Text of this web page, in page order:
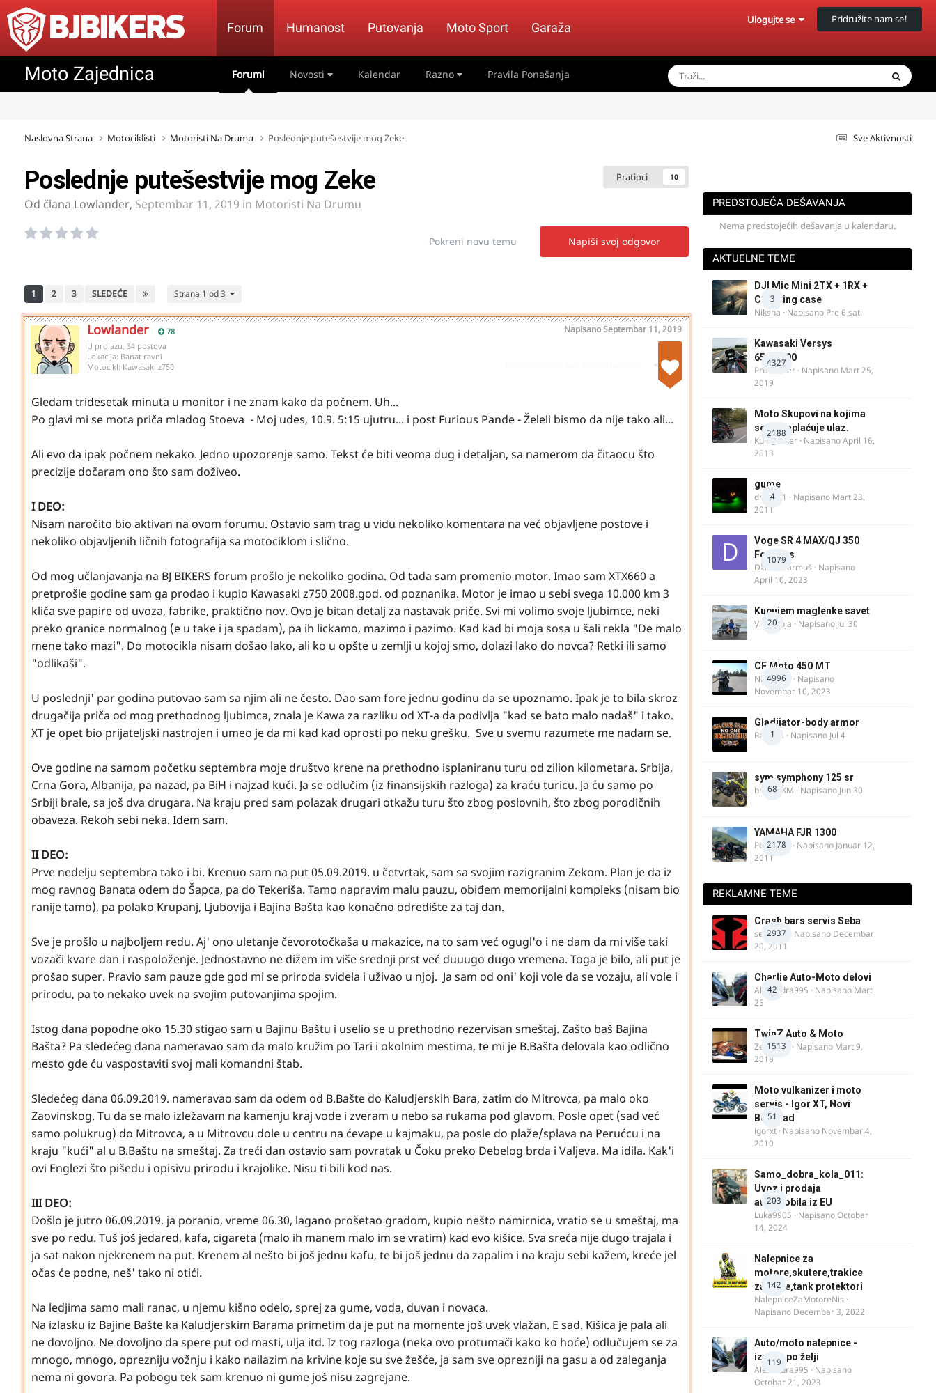
Forum Humanost Putovanja Moto Sport Garaža
Ulogujte se Pridružite nam se!
Moto Zajednica Forumi Novosti Kalendar Razno Pravila Ponašanja
Sve Aktivnosti
Naslovna Strana Motociklisti Motoristi Na Drumu Poslednje putešestvije mog Zeke
Pratioci 10
Poslednje putešestvije mog Zeke
Od člana Lowlander, Septembar 11, 2019 in Motoristi Na Drumu
Napiši svoj odgovor
Pokreni novu temu
1 2 3 SLEDEĆE Strana 1 od 3
Lowlander 78 NapisanoSeptembar 11, 2019
U prolazu, 34 postova
Lokacija: Banat ravni
Motocikl: Kawasaki z750
Gledam tridesetak minuta u monitor i ne znam kako da počnem. Uh...
Po glavi mi se mota priča mladog Stoeva - Moj udes, 10.9. 5:15 ujutru... i post Furious Pande - Želeli bismo da nije tako ali...
Ali evo da ipak počnem nekako. Jedno upozorenje samo. Tekst će biti veoma dug i detaljan, sa namerom da čitaocu što
precizije dočaram ono što sam doživeo.
I DEO:
Nisam naročito bio aktivan na ovom forumu. Ostavio sam trag u vidu nekoliko komentara na već objavljene postove i
nekoliko objavljenih ličnih fotografija sa motociklom i slično.
Od mog učlanjavanja na BJ BIKERS forum prošlo je nekoliko godina. Od tada sam promenio motor. Imao sam XTX660 a
pretprošle godine sam ga prodao i kupio Kawasaki z750 2008.god. od poznanika. Motor je imao u sebi svega 10.000 km 3
kliča sve papire od uvoza, fabrike, praktično nov. Ovo je bitan detalj za nastavak priče. Svi mi volimo svoje ljubimce, neki
preko granice normalnog (e u take i ja spadam), pa ih lickamo, mazimo i pazimo. Kad kad bi moja sosa u šali rekla "De malo
mene tako mazi". Do motocikla nisam došao lako, ali ko u opšte u zemlji u kojoj smo, dolazi lako do novca? Retki ili samo
"odlikaši".
U poslednji' par godina putovao sam sa njim ali ne često. Dao sam fore jednu godinu da se upoznamo. Ipak je to bila skroz
drugačija priča od mog prethodnog ljubimca, znala je Kawa za razliku od XT-a da podivlja "kad se bato malo nadaš" i tako.
XT je opet bio prijateljski nastrojen i umeo je da mi kad kad oprosti po neku grešku. Sve u svemu razumete me nadam se.
Ove godine na samom početku septembra moje društvo krene na prethodno isplaniranu turu od zilion kilometara. Srbija,
Crna Gora, Albanija, pa nazad, pa BiH i najzad kući. Ja se odlučim (iz finansijskih razloga) za kraću turicu. Ja ću samo po
Srbiji brale, sa još dva drugara. Na kraju pred sam polazak drugari otkažu turu što zbog poslovnih, što zbog porodičnih
obaveza. Rekoh sebi neka. Idem sam.
II DEO:
Prve nedelju septembra tako i bi. Krenuo sam na put 05.09.2019. u četvrtak, sam sa svojim razigranim Zekom. Plan je da iz
mog ravnog Banata odem do Šapca, pa do Tekeriša. Tamo napravim malu pauzu, obiđem memorijalni kompleks (nisam bio
ranije tamo), pa polako Krupanj, Ljubovija i Bajina Bašta kao konačno odredište za taj dan.
Sve je prošlo u najboljem redu. Aj' ono uletanje čevorotočkaša u makazice, na to sam već ogugl'o i ne dam da mi više taki
vozači kvare dan i raspoloženje. Jednostavno ne dižem im više srednji prst već duuugo dugo vremena. Toga je bilo, ali put je
prošao super. Pravio sam pauze gde god mi se priroda svidela i uživao u njoj. Ja sam od oni' koji vole da se vozaju, ali vole i
prirodu, pa to nekako uvek na svojim putovanjima spojim.
Istog dana popodne oko 15.30 stigao sam u Bajinu Baštu i uselio se u prethodno rezervisan smeštaj. Zašto baš Bajina
Bašta? Pa sledećeg dana nameravao sam da malo kružim po Tari i okolnim mestima, te mi je B.Bašta delovala kao odlično
mesto gde ću vaspostaviti svoj mali komandni štab.
Sledećeg dana 06.09.2019. nameravao sam da odem od B.Bašte do Kaludjerskih Bara, zatim do Mitrovca, pa malo oko
Zaovinskog. Tu da se malo izležavam na kamenju kraj vode i zveram u nebo sa rukama pod glavom. Posle opet (sad već
samo polukrug) do Mitrovca, a u Mitrovcu dole u centru na ćevape u kajmaku, pa posle do plaže/splava na Perućcu i na
kraju "kući" al u B.Baštu na smeštaj. Za treći dan ostavio sam povratak u Čoku preko Debelog brda i Valjeva. Ma idila. Kak'i
ovi Englezi što pišedu i opisivu prirodu i krajolike. Nisu ti bili kod nas.
III DEO:
Došlo je jutro 06.09.2019. ja poranio, vreme 06.30, lagano prošetao gradom, kupio nešto namirnica, vratio se u smeštaj, ma
sve po redu. Tuš još jedared, kafa, cigareta (malo ih manem malo im se vratim) kad evo kišice. Sva sreća nije dugo trajala i
ja sat nakon njekrenem na put. Krenem al nešto bi još jednu kafu, te bi još jednu da zapalim i na kraju sebi kažem, kreće jel
očas će podne, neš' tako ni otići.
Na ledjima samo mali ranac, u njemu kišno odelo, sprej za gume, voda, duvan i novaca.
Na izlasku iz Bajine Bašte ka Kaludjerskim Barama primetim da je put na momente još uvek vlažan. E sad. Kišica je pala ali
ne dovoljno. Ne dovoljno da spere put od masti, ulja itd. Iz tog razloga (neka ovo protumači kako ko hoće) odlučujem se za
mnogo, mnogo, oprezniju vožnju i kako nailazim na krivine koje su sve žešće, ja sam sve oprezniji na gasu a od zaleganja
nema ni govora. Pa pobogu tek sam krenuo ni gume još nisu zagrejane.
PREDSTOJEĆA DEŠAVANJA
Nema predstojećih dešavanja u kalendaru.
AKTUELNE TEME
3
DJI Mic Mini 2TX + 1RX +
Charging case
Niksha · Napisano Pre 6 sati
4327
Kawasaki Versys
650/1000
ProMaster · Napisano Mart 25,
2019
2188
Moto Skupovi na kojima
se ne naplaćuje ulaz.
Kum_Mixer · NapisanoApril 16,
2013
4
gume
dragan1 · Napisano Mart 23,
2011
1079
Voge SR 4 MAX/QJ 350
Fortress
Džim Džarmuš · Napisano
April 10, 2023
20
Kupujem maglenke savet
Vitez Koja · Napisano Jul 30
4996
CF Moto 450 MT
NIKOLA 1
· Napisano
Novembar 10, 2023
1
Gladijator-body armor
Rale-Ča · Napisano Jul 4
68
sym symphony 125 sr
brankoXM · Napisano Jun 30
2178
YAMAHA FJR 1300
Petartdm · Napisano Januar 12,
2011
REKLAMNE TEME
2937
Crash bars servis Seba
seba011 · Napisano Decembar
20, 2011
42
Charlie Auto-Moto delovi
Alexandra995 · Napisano Mart
25
1513
TwinZ Auto & Moto
Zeljkamp · Napisano Mart 9,
2018
51
Moto vulkanizer i moto
servis - Igor XT, Novi
Beograd
igorxt · Napisano Novembar 4,
2010
203
Samo_dobra_kola_011:
Uvoz i prodaja
automobila iz EU
Luka9905 · NapisanoOctobar
14, 2024
142
Nalepnice za
motore,skutere,trakice
za felne,tank protektori
NalepniceZaMotoreNis ·
Napisano Decembar 3, 2022
119
Auto/moto nalepnice -
izrada po želji
Alexandra995 · Napisano
Octobar 21, 2023